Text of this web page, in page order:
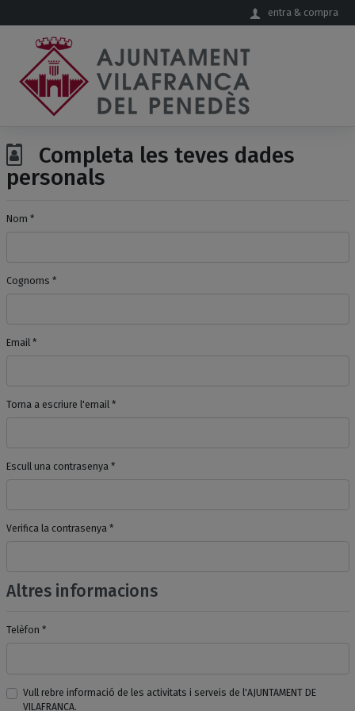
entra & compra
Completa les teves dades
personals
Nom *
Cognoms *
Email *
Torna a escriure l'email *
Escull una contrasenya *
Verifica la contrasenya *
Altres informacions
Telèfon *
Vull rebre informació de les activitats i serveis de l'AJUNTAMENT DE
VILAFRANCA.